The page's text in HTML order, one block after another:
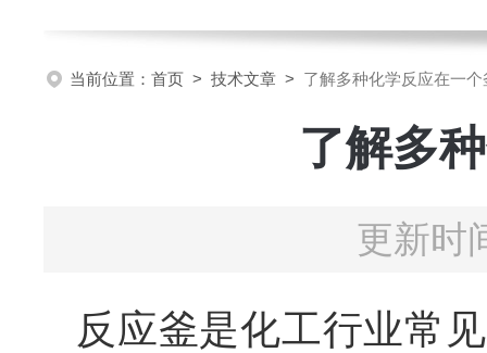
当前位置： 首页 > 技术文章 > 了解多种化学反应在一
了解多
更新时
反应釜是化工行业常